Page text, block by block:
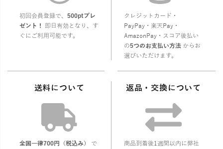
初回会員登録で、 500ptプレ
ゼント！
即日有効となり、す
ぐにご利用可能です。
クレジットカード・
PayPay・楽天Pay・
AmazonPay・スコア後払い
の5つのお支払い方法からお
選びいただけます。
送料について
全国一律700円（税込み）
で
返品・交換について
商品到着後1週間以内に弊社